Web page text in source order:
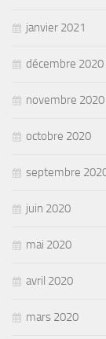
janvier 2021
décembre 2020
novembre 2020
octobre 2020
septembre
juin 2020
mai 2020
avril 2020
mars 2020